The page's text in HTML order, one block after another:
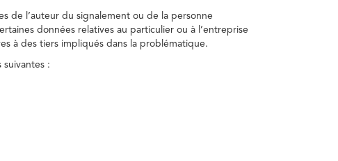
de l’auteur du signalement ou de la personne
données relatives au particulier ou à l’entreprise
à des tiers impliqués dans la problématique.
suivantes :